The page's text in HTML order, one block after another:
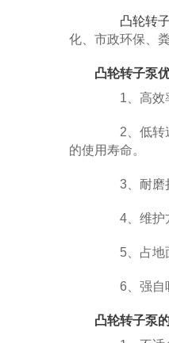
凸轮转
化、市政环保、
凸轮转子泵优
1、高效率
2、低转速
的使用寿命。
3、耐磨损
4、维护方
5、占地面
6、强自吸
凸轮转子泵的